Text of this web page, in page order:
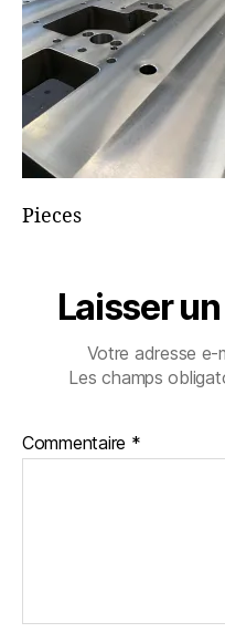
Pieces
Laisser
Votre adresse e-
Les champs
Commentaire *